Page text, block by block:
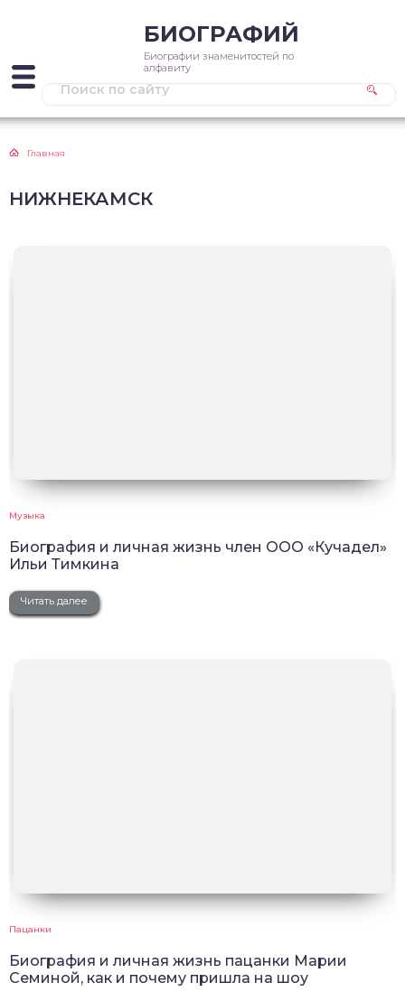
БИОГРАФИЙ
Биографии знаменитостей по
алфавиту
Главная
НИЖНЕКАМСК
Музыка
Биография и личная жизнь член ООО «Кучадел»
Ильи Тимкина
Читать далее
Пацанки
Биография и личная жизнь пацанки Марии
Семиной, как и почему пришла на шоу